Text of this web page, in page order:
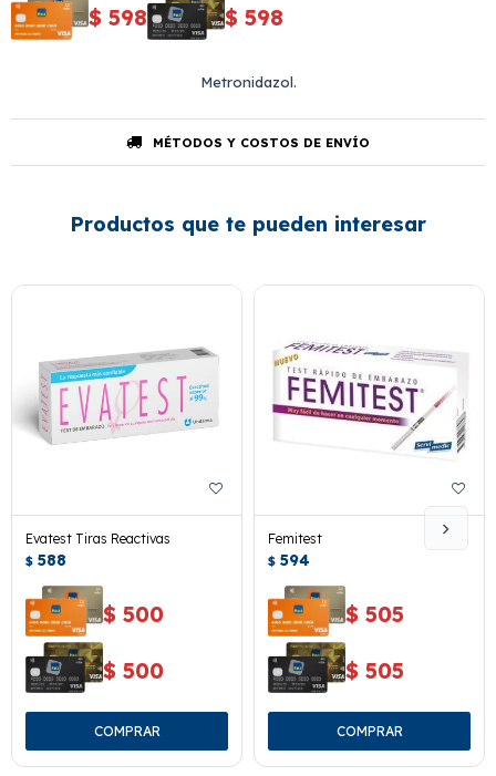
$ 598 $ 598
Metronidazol.
MÉTODOS Y COSTOS DE ENVÍO
Productos que te pueden interesar
Evatest Tiras Reactivas
$ 588
$ 500
$ 500
Femitest
$ 594
$ 505
$ 505